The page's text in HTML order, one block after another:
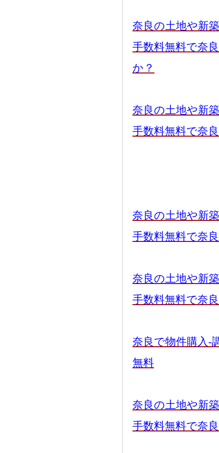
奈良の土地や新
手数料無料で奈
か？
奈良の土地や新
手数料無料で奈
奈良の土地や新
手数料無料で奈
奈良の土地や新
手数料無料で奈
奈良で物件購入-
無料
奈良の土地や新
手数料無料で奈